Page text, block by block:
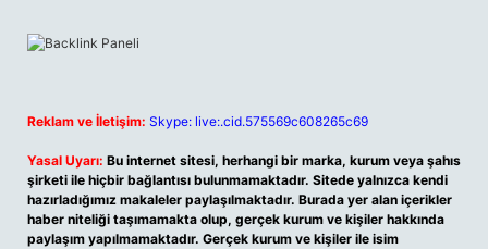
Reklam ve İletişim: Skype: live:.cid.575569c608265c69
Yasal Uyarı: Bu internet sitesi, herhangi bir marka, kurum veya şahıs
şirketi ile hiçbir bağlantısı bulunmamaktadır. Sitede yalnızca kendi
hazırladığımız makaleler paylaşılmaktadır. Burada yer alan içerikler
haber niteliği taşımamakta olup, gerçek kurum ve kişiler hakkında
paylaşım yapılmamaktadır. Gerçek kurum ve kişiler ile isim